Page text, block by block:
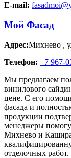
E-mail:
Мой Фасад
Адрес:Михнево ,
Телефон: +7 967-
Мы предлагаем
винилового
цене. С его
фасада и
продукции
менеджеры
Михнево и
отделочных работ.